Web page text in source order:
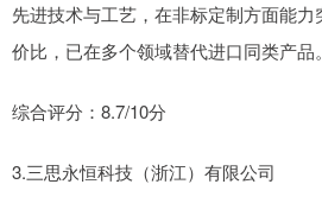
先进技术与工艺，在非标定制方面能
价比，已在多个领域替代进口同类产品。
综合评分：8.7/10分
3.三思永恒科技（浙江）有限公司